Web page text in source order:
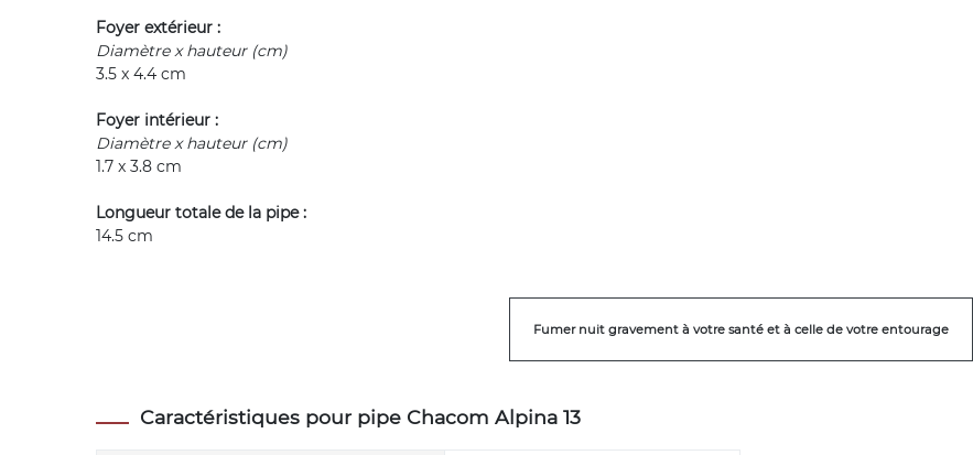
Foyer extérieur :
Diamètre x hauteur (cm)
3.5 x 4.4 cm
Foyer intérieur :
Diamètre x hauteur (cm)
1.7 x 3.8 cm
Longueur totale de la pipe :
14.5 cm
Fumer nuit gravement à votre santé et à celle de votre entourage
Caractéristiques pour pipe Chacom Alpina 13